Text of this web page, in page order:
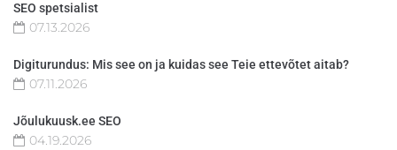
SEO spetsialist
07.13.2026
Digiturundus: Mis see on ja kuidas see Teie ettevõtet aitab?
07.11.2026
Jõulukuusk.ee SEO
04.19.2026